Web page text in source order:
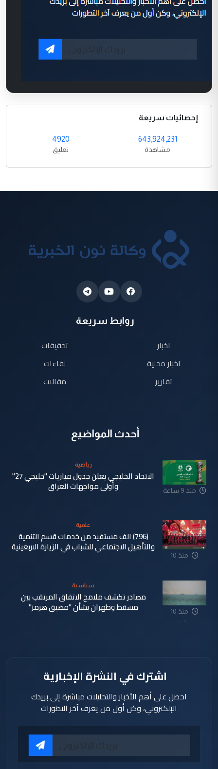
إحصائيات سريعة
643,924,231
مشاهدة
4920
تعليق
روابط سريعة
اخبار
اخبار محلية
تقارير
تحقيقات
لقاءات
مقالات
أحدث المواضيع
منذ 9 ساعة
رياضية
الاتحاد الخليجي يعلن جدول مباريات "خليجي 27"
وأولى مواجهات العراق
منذ 10
علمية
(796) الف مستفيد من خدمات قسم التنمية
والتأهيل الاجتماعي للشباب في الزيارة الاربعينية
منذ 10
ساعة
سياسية
مصادر تكشف ملامح الاتفاق المرتقب بين
مسقط وطهران بشأن "مضيق هرمز"
اشترك في النشرة الإخبارية
احصل على أهم الأخبار والتحليلات مباشرة إلى بريدك
الإلكتروني، وكن أول من يعرف آخر التطورات